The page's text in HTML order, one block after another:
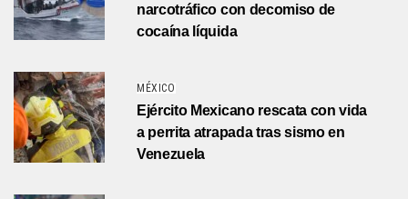
narcotráfico con decomiso de
cocaína líquida
MÉXICO
Ejército Mexicano rescata con vida
a perrita atrapada tras sismo en
Venezuela